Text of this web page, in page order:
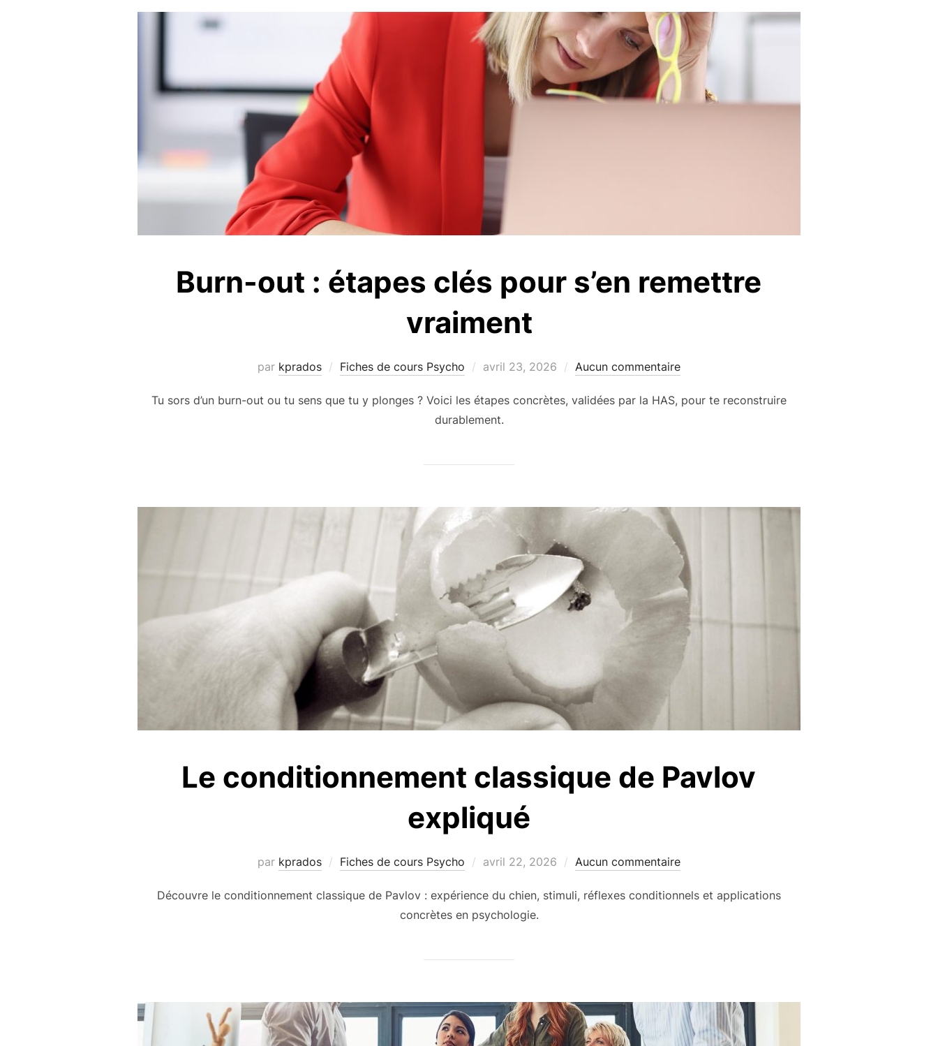
Burn-out : étapes clés pour s’en remettre
vraiment
par kprados Fiches de cours Psycho
Publié
avril 23, 2026 Aucun commentaire
Tu sors d’un burn-out ou tu sens que tu y plonges ? Voici les étapes concrètes, validées par la HAS, pour te reconstruire
durablement.
Le conditionnement classique de Pavlov
expliqué
par kprados Fiches de cours Psycho
Publié
avril 22, 2026 Aucun commentaire
Découvre le conditionnement classique de Pavlov : expérience du chien, stimuli, réflexes conditionnels et applications
concrètes en psychologie.